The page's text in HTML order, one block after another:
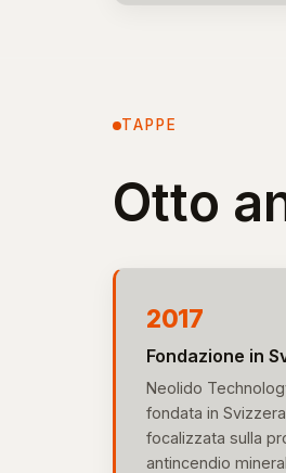
TAPPE
Otto
2017
Fondazione in
Neolido
fondata in Svizzera,
focalizzata sulla
antincendio